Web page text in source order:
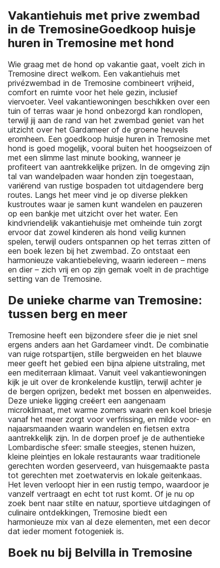
Vakantiehuis met prive zwembad
in de TremosineGoedkoop huisje
huren in Tremosine met hond
Wie graag met de hond op vakantie gaat, voelt zich in
Tremosine direct welkom. Een vakantiehuis met
privézwembad in de Tremosine combineert vrijheid,
comfort en ruimte voor het hele gezin, inclusief
viervoeter. Veel vakantiewoningen beschikken over een
tuin of terras waar je hond onbezorgd kan rondlopen,
terwijl jij aan de rand van het zwembad geniet van het
uitzicht over het Gardameer of de groene heuvels
eromheen. Een goedkoop huisje huren in Tremosine met
hond is goed mogelijk, vooral buiten het hoogseizoen of
met een slimme last minute booking, wanneer je
profiteert van aantrekkelijke prijzen. In de omgeving zijn
tal van wandelpaden waar honden zijn toegestaan,
variërend van rustige bospaden tot uitdagendere berg
routes. Langs het meer vind je op diverse plekken
kustroutes waar je samen kunt wandelen en pauzeren
op een bankje met uitzicht over het water. Een
kindvriendelijk vakantiehuisje met omheinde tuin zorgt
ervoor dat zowel kinderen als hond veilig kunnen
spelen, terwijl ouders ontspannen op het terras zitten of
een boek lezen bij het zwembad. Zo ontstaat een
harmonieuze vakantiebeleving, waarin iedereen – mens
en dier – zich vrij en op zijn gemak voelt in de prachtige
setting van de Tremosine.
De unieke charme van Tremosine:
tussen berg en meer
Tremosine heeft een bijzondere sfeer die je niet snel
ergens anders aan het Gardameer vindt. De combinatie
van ruige rotspartijen, stille bergweiden en het blauwe
meer geeft het gebied een bijna alpiene uitstraling, met
een mediterraan klimaat. Vanuit veel vakantiewoningen
kijk je uit over de kronkelende kustlijn, terwijl achter je
de bergen oprijzen, bedekt met bossen en alpenweides.
Deze unieke ligging creëert een aangenaam
microklimaat, met warme zomers waarin een koel briesje
vanaf het meer zorgt voor verfrissing, en milde voor- en
najaarsmaanden waarin wandelen en fietsen extra
aantrekkelijk zijn. In de dorpen proef je de authentieke
Lombardische sfeer: smalle steegjes, stenen huizen,
kleine pleintjes en lokale restaurants waar traditionele
gerechten worden geserveerd, van huisgemaakte pasta
tot gerechten met zoetwatervis en lokale geitenkaas.
Het leven verloopt hier in een rustig tempo, waardoor je
vanzelf vertraagt en echt tot rust komt. Of je nu op
zoek bent naar stilte en natuur, sportieve uitdagingen of
culinaire ontdekkingen, Tremosine biedt een
harmonieuze mix van al deze elementen, met een decor
dat ieder moment fotogeniek is.
Boek nu bij Belvilla in Tremosine